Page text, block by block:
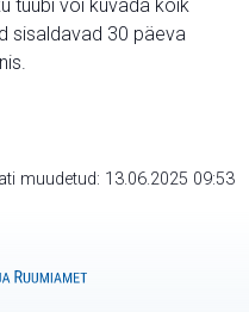
tüübi või kuvada kõik
sisaldavad 30 päeva
muudetud: 13.06.2025 09:53